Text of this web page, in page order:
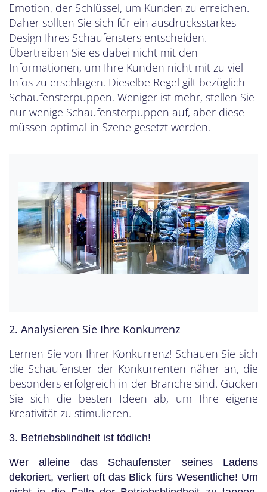
Emotion, der Schlüssel, um Kunden zu erreichen.
Daher sollten Sie sich für ein ausdrucksstarkes
Design Ihres Schaufensters entscheiden.
Übertreiben Sie es dabei nicht mit den
Informationen, um Ihre Kunden nicht mit zu viel
Infos zu erschlagen. Dieselbe Regel gilt bezüglich
Schaufensterpuppen. Weniger ist mehr, stellen Sie
nur wenige Schaufensterpuppen auf, aber diese
müssen optimal in Szene gesetzt werden.
2. Analysieren Sie Ihre Konkurrenz
Lernen Sie von Ihrer Konkurrenz! Schauen Sie sich
die Schaufenster der Konkurrenten näher an, die
besonders erfolgreich in der Branche sind. Gucken
Sie sich die besten Ideen ab, um Ihre eigene
Kreativität zu stimulieren.
3. Betriebsblindheit ist tödlich!
Wer alleine das Schaufenster seines Ladens
dekoriert, verliert oft das Blick fürs Wesentliche! Um